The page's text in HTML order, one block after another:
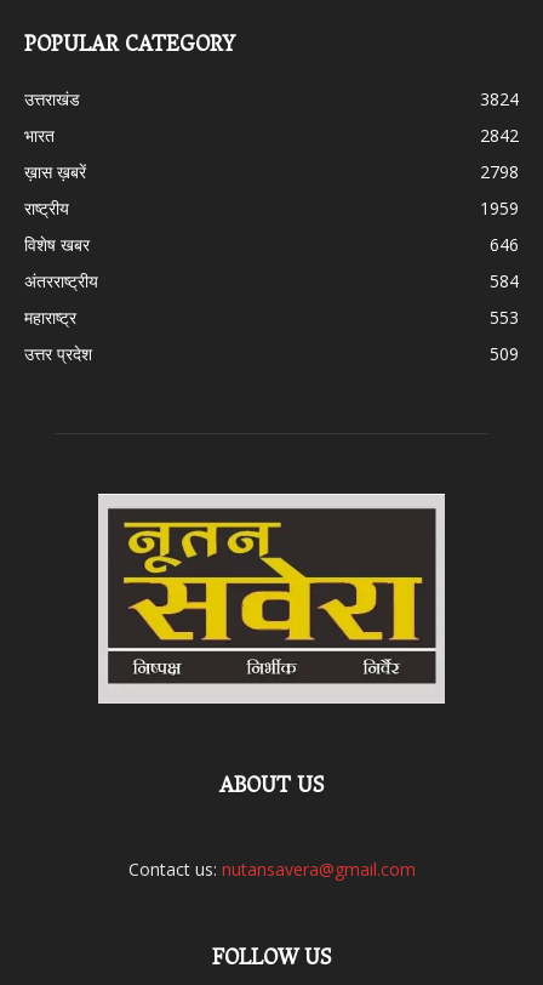
POPULAR CATEGORY
उत्तराखंड
3824
भारत
2842
ख़ास ख़बरें
2798
राष्ट्रीय
1959
विशेष खबर
646
अंतरराष्ट्रीय
584
महाराष्ट्र
553
उत्तर प्रदेश
509
ABOUT US
Contact us: nutansavera@gmail.com
FOLLOW US